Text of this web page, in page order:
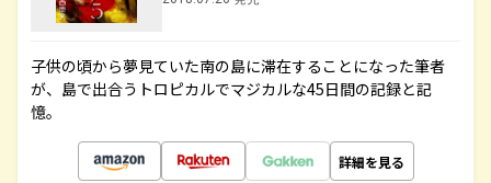
子供の頃から夢見ていた南の島に滞在することになった筆者
が、島で出合うトロピカルでマジカルな45日間の記録と記
憶。
詳細を見る